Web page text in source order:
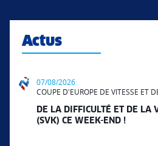
Actus
07/08/2026
COUPE D'EUROPE DE VITESSE ET
DE LA DIFFICULTÉ ET DE LA
(SVK) CE WEEK-END !